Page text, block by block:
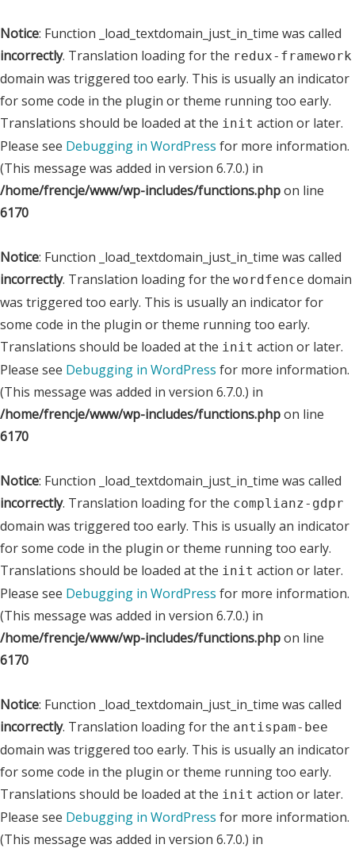
Notice: Function _load_textdomain_just_in_time was called
incorrectly. Translation loading for the redux-framework
domain was triggered too early. This is usually an indicator
for some code in the plugin or theme running too early.
Translations should be loaded at the init action or later.
Please see Debugging in WordPress for more information.
(This message was added in version 6.7.0.) in
/home/frencje/www/wp-includes/functions.phpon line
6170
Notice: Function _load_textdomain_just_in_time was called
incorrectly. Translation loading for the wordfence domain
was triggered too early. This is usually an indicator for
some code in the plugin or theme running too early.
Translations should be loaded at the init action or later.
Please see Debugging in WordPress for more information.
(This message was added in version 6.7.0.) in
/home/frencje/www/wp-includes/functions.phpon line
6170
Notice: Function _load_textdomain_just_in_time was called
incorrectly. Translation loading for the complianz-gdpr
domain was triggered too early. This is usually an indicator
for some code in the plugin or theme running too early.
Translations should be loaded at the init action or later.
Please see Debugging in WordPress for more information.
(This message was added in version 6.7.0.) in
/home/frencje/www/wp-includes/functions.phpon line
6170
Notice: Function _load_textdomain_just_in_time was called
incorrectly. Translation loading for the antispam-bee
domain was triggered too early. This is usually an indicator
for some code in the plugin or theme running too early.
Translations should be loaded at the init action or later.
Please see Debugging in WordPress for more information.
(This message was added in version 6.7.0.) in